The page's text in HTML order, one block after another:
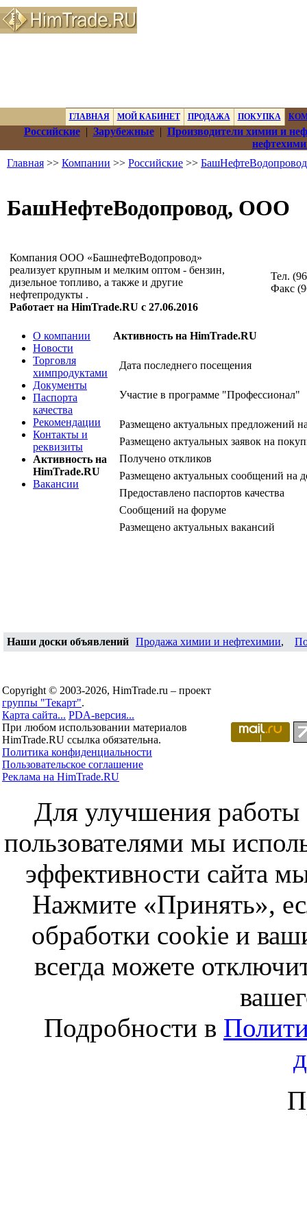
ГЛАВНАЯ МОЙ КАБИНЕТ ПРОДАЖА ПОКУПКА
Российские| Зарубежные| Производители химии и
Главная >> Компании >> Российские >>
БашНефтеВодопровод, ООО
Компания ООО «БашнефтеВодопровод»
реализует крупным и мелким оптом - бензин,
дизельное топливо, а также и другие
нефтепродукты .
Работает на HimTrade.RU с 27.06.2016
Тел.
Факс
О компании
Новости
Торговля
химпродуктами
Документы
Паспорта
качества
Рекомендации
Контакты и
реквизиты
Активность на
HimTrade.RU
Вакансии
Активность на HimTrade.RU
Дата последнего посещения
Участие в программе "Профессионал"
Размещено актуальных предложений
Размещено актуальных заявок на
Получено откликов
Размещено актуальных сообщений на
Предоставлено паспортов качества
Сообщений на форуме
Размещено актуальных вакансий
Наши доски объявлений Продажа химии и нефтехимии,
Copyright © 2003-2026, HimTrade.ru – проект
группы "Текарт".
Карта сайта... PDA-версия...
При любом использовании материалов
HimTrade.RU ссылка обязательна.
Политика конфиденциальности
Пользовательское соглашение
Реклама на HimTrade.RU
Для улучшения работы
пользователями мы
эффективности сайта
Нажмите «Принять»,
обработки cookie и
всегда можете
Подробности в